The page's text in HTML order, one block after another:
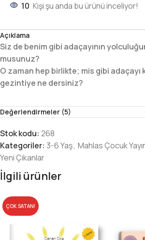
10 Kişi şu anda bu ürünü inceliyor!
Açıklama
Siz de benim gibi adaçayının
musunuz?
O zaman hep birlikte; mis gibi adaçayı
gezintiye ne dersiniz?
Değerlendirmeler (5)
Stok kodu: 268
Kategoriler: 3-6 Yaş, Mahlas Çocuk
Yeni Çıkanlar
İlgili ürünler
ÇOK SATAN!